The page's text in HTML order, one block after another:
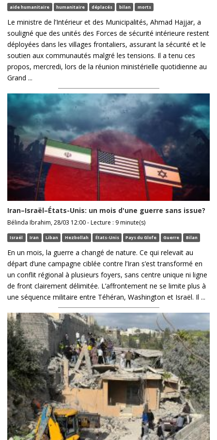
aide humanitaire humanitaire déplacés bilan morts
Le ministre de l’Intérieur et des Municipalités, Ahmad Hajjar, a
souligné que des unités des Forces de sécurité intérieure restent
déployées dans les villages frontaliers, assurant la sécurité et le
soutien aux communautés malgré les tensions. Il a tenu ces
propos, mercredi, lors de la réunion ministérielle quotidienne au
Grand ...
Iran–Israël–États-Unis: un mois d'une guerre sans issue?
Bélinda Ibrahim, 28/03 12:00 - Lecture : 9 minute(s)
Israël Iran Liban Hezbollah États-Unis Pays du Glofe Guerre Bilan
En un mois, la guerre a changé de nature. Ce qui relevait au
départ d’une campagne ciblée contre l’Iran s’est transformé en
un conflit régional à plusieurs foyers, sans centre unique ni ligne
de front clairement délimitée. L’affrontement ne se limite plus à
une séquence militaire entre Téhéran, Washington et Israël. Il ...